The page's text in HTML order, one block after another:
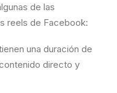
de las
reels de Facebook:
una duración de
directo y